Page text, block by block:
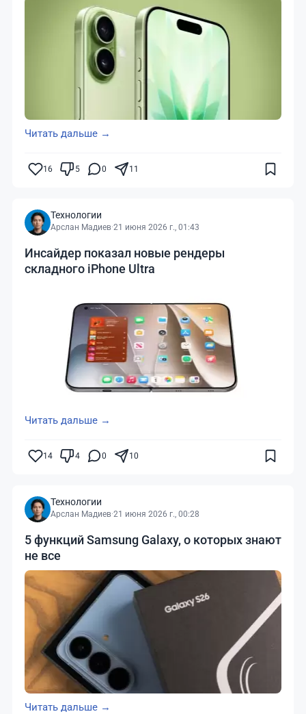
Читать дальше →
16 5 0 11
Технологии
Арслан Мадиев·21 июня 2026 г., 01:43
Инсайдер показал новые рендеры
складного iPhone Ultra
Читать дальше →
14 4 0 10
Технологии
Арслан Мадиев·21 июня 2026 г., 00:28
5 функций Samsung Galaxy, о которых знают
не все
Читать дальше →